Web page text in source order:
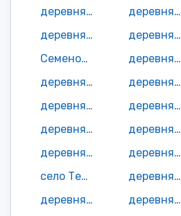
деревня Рассолово
деревня Рязаново
деревня Савостьяново
деревня Селенки
Семеновская деревня
деревня Семеновское
деревня Сергеенки
деревня Сергейково
деревня Силинки
деревня Скоморохово
деревня Скугорево
деревня Спасское
деревня Степаники
деревня Степанищево
село Темкино
деревня Темкино (Павловское с/п)
деревня Толпыги
деревня Тупичено